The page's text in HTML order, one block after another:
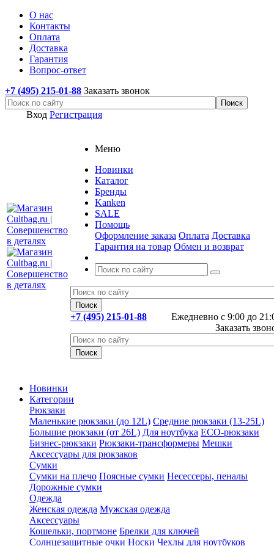
О нас
Контакты
Оплата
Доставка
Гарантия
Вопрос-ответ
+7 (495) 215-01-88 Заказать звонок
Вход Регистрация
Меню
Новинки
Каталог
Бренды
Kanken
SALE
Помощь
Оформление заказа Оплата Доставка
Гарантия на товар Обмен и возврат
Ежедневно с 9:00 до
+7 (495) 215-01-88
Заказать
Новинки
Категории
Рюкзаки
Маленькие рюкзаки (до 12L) Средние рюкзаки (13-25L)
Большие рюкзаки (от 26L) Для ноутбука ECO-рюкзаки
Бизнес-рюкзаки Рюкзаки-трансформеры Мешки
Аксессуары для рюкзаков
Сумки
Сумки на плечо Поясные сумки Несессеры, пеналы
Дорожные сумки
Одежда
Женская одежда Мужская одежда
Аксессуары
Кошельки, портмоне Брелки для ключей
Солнцезащитные очки Носки Чехлы для ноутбуков